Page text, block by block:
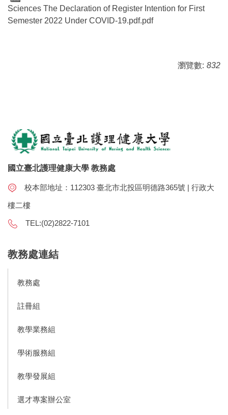
Sciences The Declaration of Register Intention for First
Semester 2022 Under COVID-19.pdf.pdf
瀏覽數: 832
國立臺北護理健康大學 教務處
校本部地址：112303 臺北市北投區明德路365號 | 行政大
樓二樓
TEL:(02)2822-7101
教務處連結
教務處
註冊組
教學業務組
學術服務組
教學發展組
選才專案辦公室